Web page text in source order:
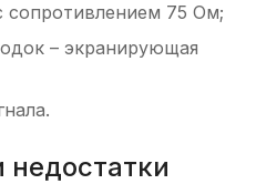
сопротивлением 75 Ом;
– экранирующая